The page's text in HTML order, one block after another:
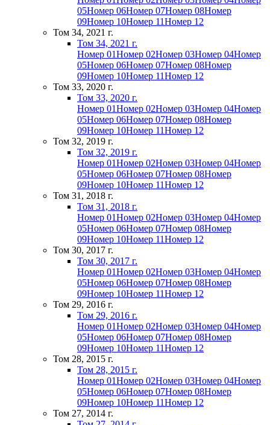
05Номер 06Номер 07Номер 08Номер
09Номер 10Номер 11Номер 12
Том 34, 2021 г.
Том 34, 2021 г.
Номер 01Номер 02Номер 03Номер 04Номер
05Номер 06Номер 07Номер 08Номер
09Номер 10Номер 11Номер 12
Том 33, 2020 г.
Том 33, 2020 г.
Номер 01Номер 02Номер 03Номер 04Номер
05Номер 06Номер 07Номер 08Номер
09Номер 10Номер 11Номер 12
Том 32, 2019 г.
Том 32, 2019 г.
Номер 01Номер 02Номер 03Номер 04Номер
05Номер 06Номер 07Номер 08Номер
09Номер 10Номер 11Номер 12
Том 31, 2018 г.
Том 31, 2018 г.
Номер 01Номер 02Номер 03Номер 04Номер
05Номер 06Номер 07Номер 08Номер
09Номер 10Номер 11Номер 12
Том 30, 2017 г.
Том 30, 2017 г.
Номер 01Номер 02Номер 03Номер 04Номер
05Номер 06Номер 07Номер 08Номер
09Номер 10Номер 11Номер 12
Том 29, 2016 г.
Том 29, 2016 г.
Номер 01Номер 02Номер 03Номер 04Номер
05Номер 06Номер 07Номер 08Номер
09Номер 10Номер 11Номер 12
Том 28, 2015 г.
Том 28, 2015 г.
Номер 01Номер 02Номер 03Номер 04Номер
05Номер 06Номер 07Номер 08Номер
09Номер 10Номер 11Номер 12
Том 27, 2014 г.